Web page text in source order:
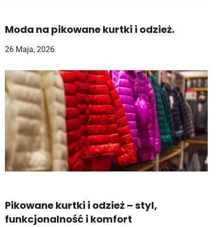
Moda na pikowane kurtki i odzież.
26 Maja, 2026
Pikowane kurtki i odzież – styl,
funkcjonalność i komfort